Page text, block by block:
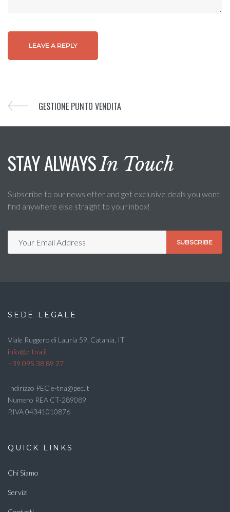
GESTIONE PUNTO VENDITA
STAY ALWAYSIn Touch
Subscribe to our newsletter and get exclusive deals you wont
find anywhere else straight to your inbox!
SUBSCRIBE
SEDE LEGALE
Viale Ruggero di Lauria 59, Catania, IT
info@e-tna.it
+39 095 38 89 27
Indirizzo PEC e-tna@pec.it
Numero REA CT-289089
P.IVA 04341010876
QUICK LINKS
Chi Siamo
Servizi